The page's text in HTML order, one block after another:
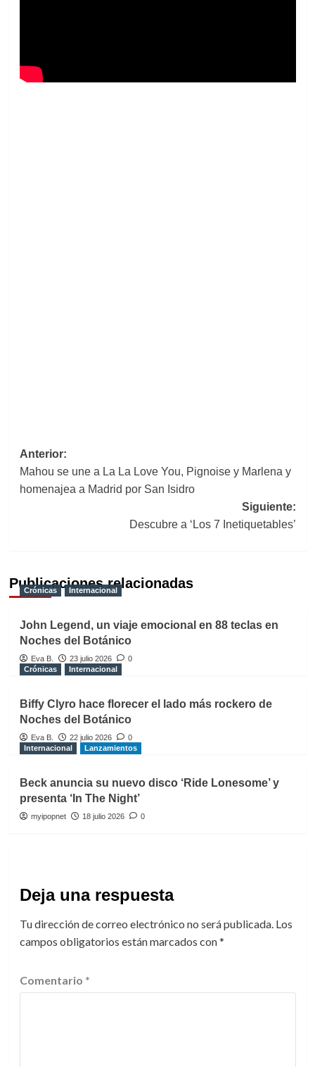
Navegación
de
entradas
Anterior:
Mahou se une a La La Love You, Pignoise y Marlena y
homenajea a Madrid por San Isidro
Siguiente:
Descubre a ‘Los 7 Inetiquetables’
Publicaciones relacionadas
Crónicas Internacional
John Legend, un viaje emocional en 88 teclas en
Noches del Botánico
Eva B. 23 julio 2026
0
Crónicas
Internacional
Biffy Clyro hace florecer el lado más rockero de
Noches del Botánico
Eva B. 22 julio 2026
0
Internacional
Lanzamientos
Beck anuncia su nuevo disco ‘Ride Lonesome’ y
presenta ‘In The Night’
myipopnet 18 julio 2026 0
Deja una respuesta
Tu dirección de correo electrónico no será publicada. Los
campos obligatorios están marcados con*
Comentario *